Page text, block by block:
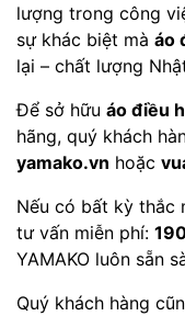
lượng trong công
sự khác biệt mà áo
lại – chất lượng
Để sở hữu áo điều
hãng, quý khách
yamako.vn hoặc
Nếu có bất kỳ thắc
tư vấn miễn phí:
YAMAKO luôn sẵn
Quý khách hàng